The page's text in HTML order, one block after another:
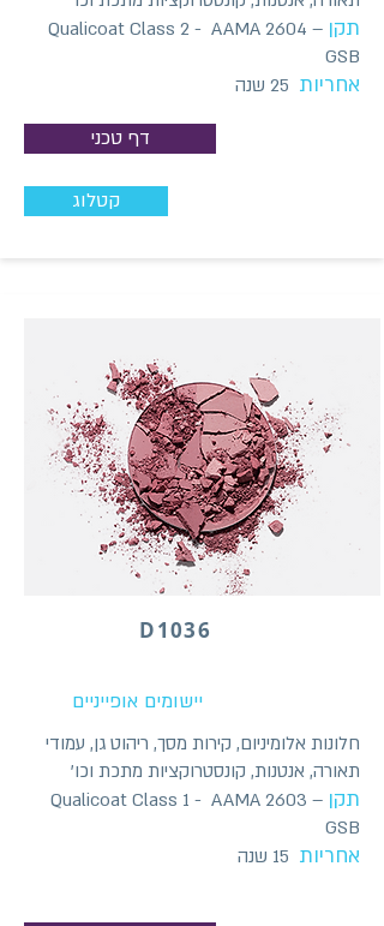
תקן Qualicoat Class 2 - AAMA 2604 –
GSB
אחריות
דף טכני
קטלוג
D1036
יישומים אופייניים
חלונות אלומיניום, קירות מסך, ריהוט גן, עמודי
תאורה, אנטנות, קונסטרוקציות מתכת וכו'
תקן Qualicoat Class 1 - AAMA 2603 –
GSB
אחריות